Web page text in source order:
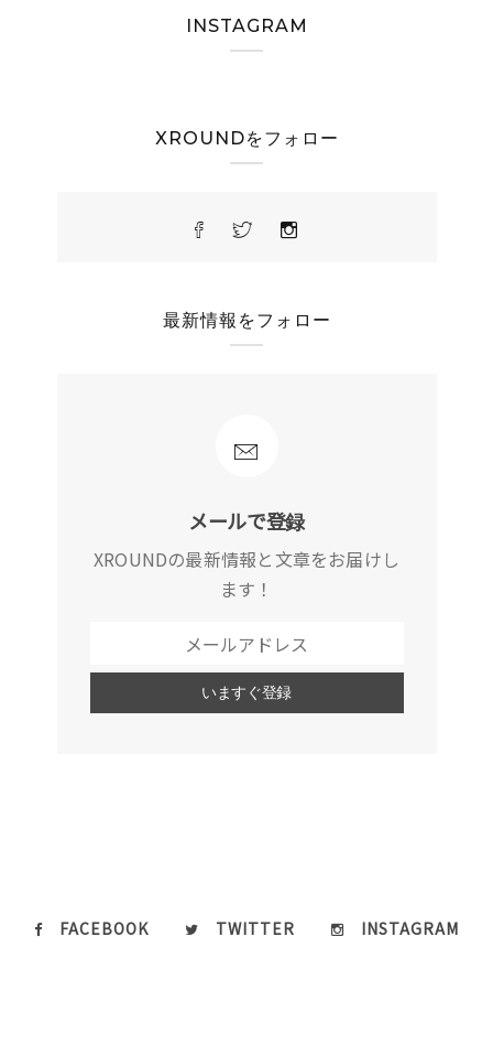
INSTAGRAM
XROUNDをフォロー
最新情報をフォロー
メールで登録
XROUNDの最新情報と文章をお届けし
ます！
FACEBOOK TWITTER INSTAGRAM